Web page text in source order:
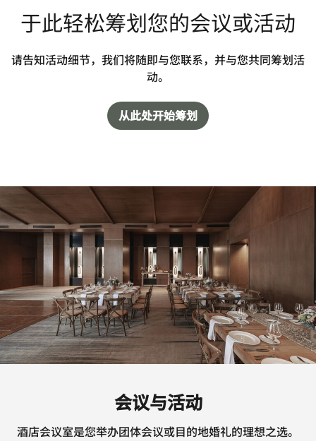
于此轻松筹划您的会议或活动
请告知活动细节，我们将随即与您联系，并与您共同筹划活
动。
从此处开始筹划
会议与活动
酒店会议室是您举办团体会议或目的地婚礼的理想之选。